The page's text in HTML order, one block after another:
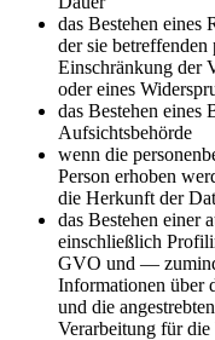
das Bestehen eines
der sie betreffenden
Einschränkung der
oder eines
das Bestehen eines
Aufsichtsbehörde
wenn die
Person erhoben
die Herkunft der
das Bestehen einer
einschließlich
GVO und —
Informationen über
und die
Verarbeitung für die